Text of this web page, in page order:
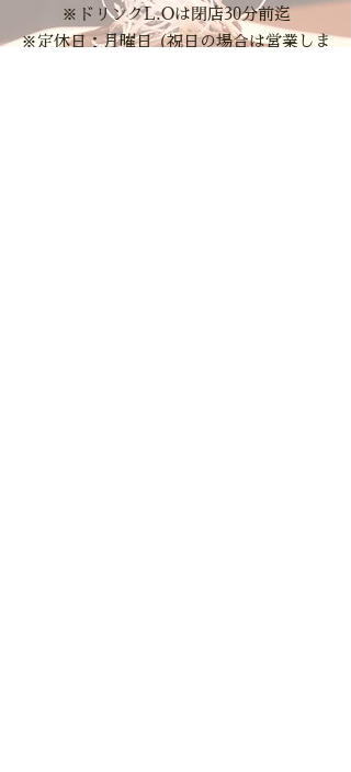
​※ドリンクL.Oは閉店30分前迄
​※定休日：月曜日 (祝日の場合は営業しま